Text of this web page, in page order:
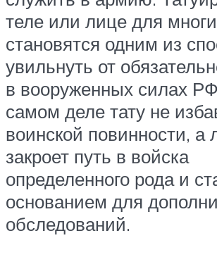
теле или лице для
становятся одним из
увильнуть от
в вооруженных силах
самом деле тату не
воинской повинности, а
закроет путь в войска
определенного рода и
основанием для
обследований.